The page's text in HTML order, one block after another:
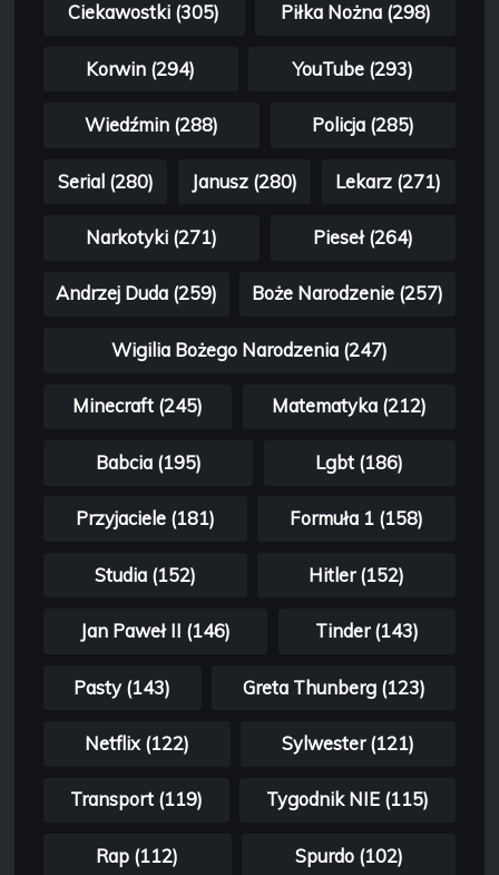
Ciekawostki (305) Piłka Nożna (298)
Korwin (294) YouTube (293)
Wiedźmin (288) Policja (285)
Serial (280) Janusz (280) Lekarz (271)
Narkotyki (271) Pieseł (264)
Andrzej Duda (259) Boże Narodzenie (257)
Wigilia Bożego Narodzenia (247)
Minecraft (245) Matematyka (212)
Babcia (195) Lgbt (186)
Przyjaciele (181) Formuła 1 (158)
Studia (152) Hitler (152)
Jan Paweł II (146) Tinder (143)
Pasty (143) Greta Thunberg (123)
Netflix (122) Sylwester (121)
Transport (119) Tygodnik NIE (115)
Rap (112) Spurdo (102)